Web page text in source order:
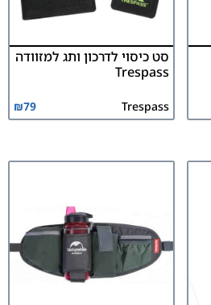
סט כיסוי לדרכון ותג למזוודה
Trespass
Trespass
₪79